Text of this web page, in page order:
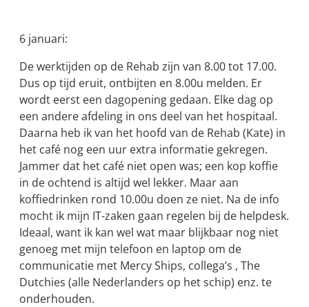
6 januari:
De werktijden op de Rehab zijn van 8.00 tot 17.00.
Dus op tijd eruit, ontbijten en 8.00u melden. Er
wordt eerst een dagopening gedaan. Elke dag op
een andere afdeling in ons deel van het hospitaal.
Daarna heb ik van het hoofd van de Rehab (Kate) in
het café nog een uur extra informatie gekregen.
Jammer dat het café niet open was; een kop koffie
in de ochtend is altijd wel lekker. Maar aan
koffiedrinken rond 10.00u doen ze niet. Na de info
mocht ik mijn IT-zaken gaan regelen bij de helpdesk.
Ideaal, want ik kan wel wat maar blijkbaar nog niet
genoeg met mijn telefoon en laptop om de
communicatie met Mercy Ships, collega’s , The
Dutchies (alle Nederlanders op het schip) enz. te
onderhouden.